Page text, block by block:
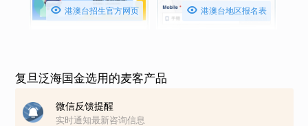
 港澳台招生官方网页  港澳台地区报名表
复旦泛海国金选用的麦客产品
微信反馈提醒
实时通知最新咨询信息